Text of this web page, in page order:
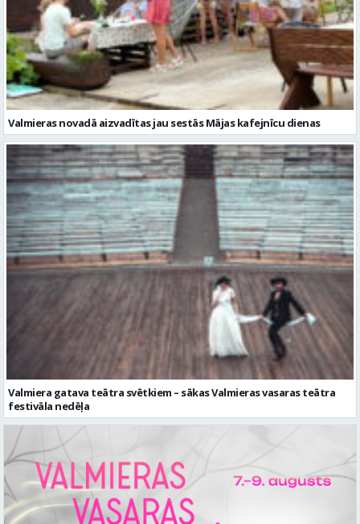
Valmieras novadā aizvadītas jau sestās Mājas kafejnīcu dienas
Valmiera gatava teātra svētkiem – sākas Valmieras vasaras teātra
festivāla nedēļa